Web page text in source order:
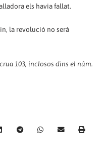
els havia fallat.
la revolució no serà
103, inclosos dins el núm.